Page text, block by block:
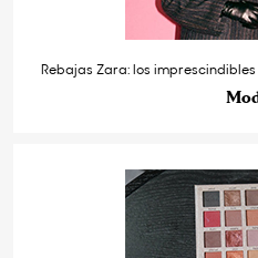
Rebajas Zara: los